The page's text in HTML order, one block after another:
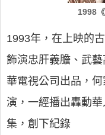
1998
1993年，在上映的
飾演忠肝義膽、武
華電視公司出品，
演，一經播出轟動
集，創下紀錄